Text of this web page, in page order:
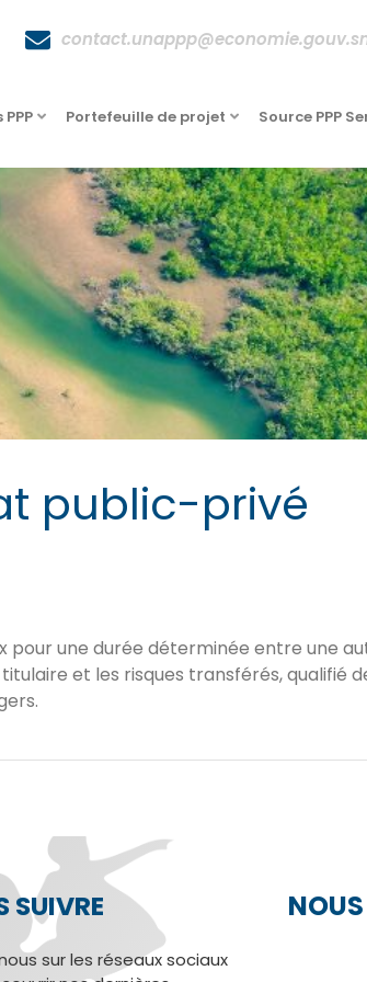
Portefeuille de projet Source PPP
public-privé
pour une durée déterminée entre une
et les risques transférés, qualifié
SUIVRE
sur les réseaux sociaux